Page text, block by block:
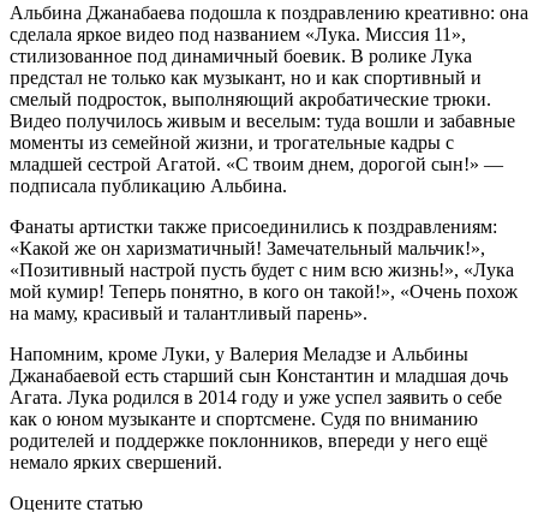
Альбина Джанабаева подошла к поздравлению креативно: она
сделала яркое видео под названием «Лука. Миссия 11»,
стилизованное под динамичный боевик. В ролике Лука
предстал не только как музыкант, но и как спортивный и
смелый подросток, выполняющий акробатические трюки.
Видео получилось живым и веселым: туда вошли и забавные
моменты из семейной жизни, и трогательные кадры с
младшей сестрой Агатой. «С твоим днем, дорогой сын!» —
подписала публикацию Альбина.
Фанаты артистки также присоединились к поздравлениям:
«Какой же он харизматичный! Замечательный мальчик!»,
«Позитивный настрой пусть будет с ним всю жизнь!», «Лука
мой кумир! Теперь понятно, в кого он такой!», «Очень похож
на маму, красивый и талантливый парень».
Напомним, кроме Луки, у Валерия Меладзе и Альбины
Джанабаевой есть старший сын Константин и младшая дочь
Агата. Лука родился в 2014 году и уже успел заявить о себе
как о юном музыканте и спортсмене. Судя по вниманию
родителей и поддержке поклонников, впереди у него ещё
немало ярких свершений.
Оцените статью